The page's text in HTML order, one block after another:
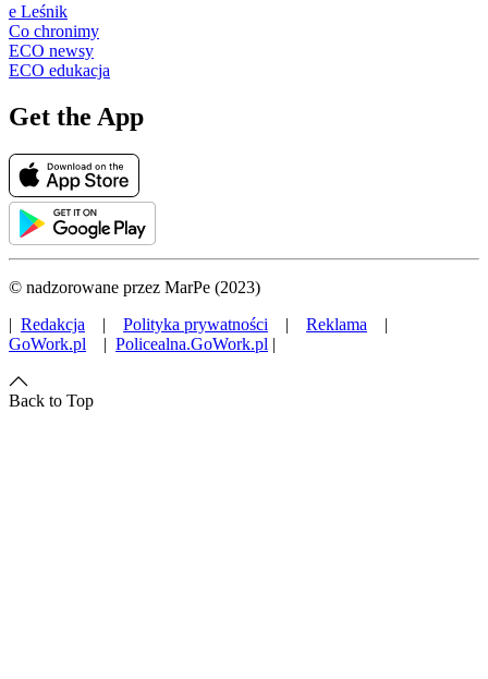
e Leśnik
Co chronimy
ECO newsy
ECO edukacja
Get the App
© nadzorowane przez MarPe (2023)
| Redakcja | Polityka prywatności | Reklama |
GoWork.pl | Policealna.GoWork.pl |
Back to Top